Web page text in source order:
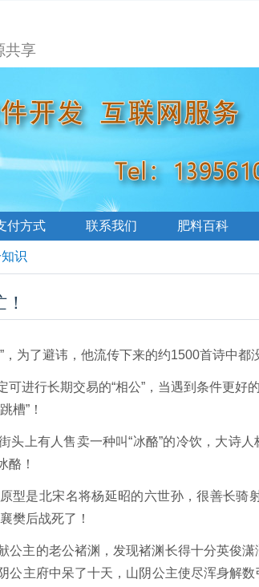
共享
付方式 联系我们 肥料百科
识
为了避讳，他流传下来的约1500首诗中都
进行长期交易的“相公”，当遇到条件更好
槽”！
头上有人售卖一种叫“冰酪”的冷饮，大诗
酪！
型是北宋名将杨延昭的六世孙，很善长骑
樊后战死了！
公主的老公褚渊，发现褚渊长得十分英俊潇
公主府中呆了十天，山阴公主使尽浑身解